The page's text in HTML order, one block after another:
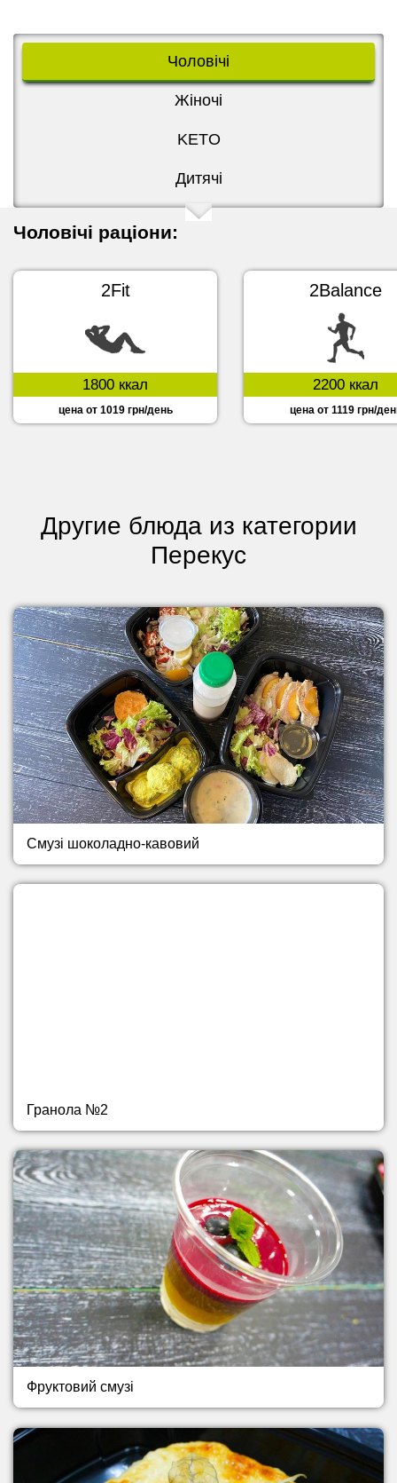
Чоловічі
Жіночі
KETO
Дитячі
Чоловічі раціони:
2Fit
1800 ккал
цена от 1019 грн/день
2Balance
2200 ккал
цена от 1119 грн/
Другие блюда из категории
Перекус
Смузі шоколадно-кавовий
Гранола №2
Фруктовий смузі